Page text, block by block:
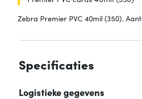
Zebra Premier PVC 40mil (350).
Specificaties
Logistieke gegevens